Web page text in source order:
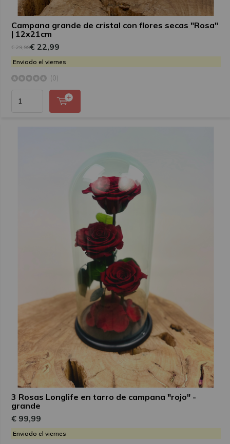
Campana grande de cristal con flores secas "Rosa"
| 12x21cm
€ 29,99€ 22,99
Enviado el viernes
(0)
3 Rosas Longlife en tarro de campana "rojo" -
grande
€ 99,99
Enviado el viernes